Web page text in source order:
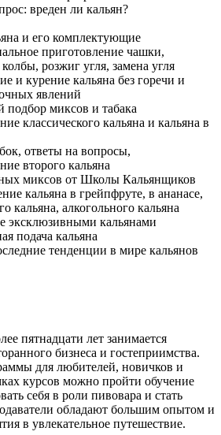
вреден ли кальян?
и его комплектующие
приготовление чашки,
розжиг угля, замена угля
и курение кальяна без горечи и
явлений
подбор миксов и табака
классического кальяна и кальяна в
ответы на вопросы,
второго кальяна
миксов от Школы Кальянщиков
кальяна в грейпфруте, в ананасе,
кальяна, алкогольного кальяна
эксклюзивными кальянами
подача кальяна
тенденции в мире кальянов
пятнадцати лет занимается
бизнеса и гостеприимства.
для любителей, новичков и
курсов можно пройти обучение
себя в роли пивовара и стать
обладают большим опытом и
в увлекательное путешествие.